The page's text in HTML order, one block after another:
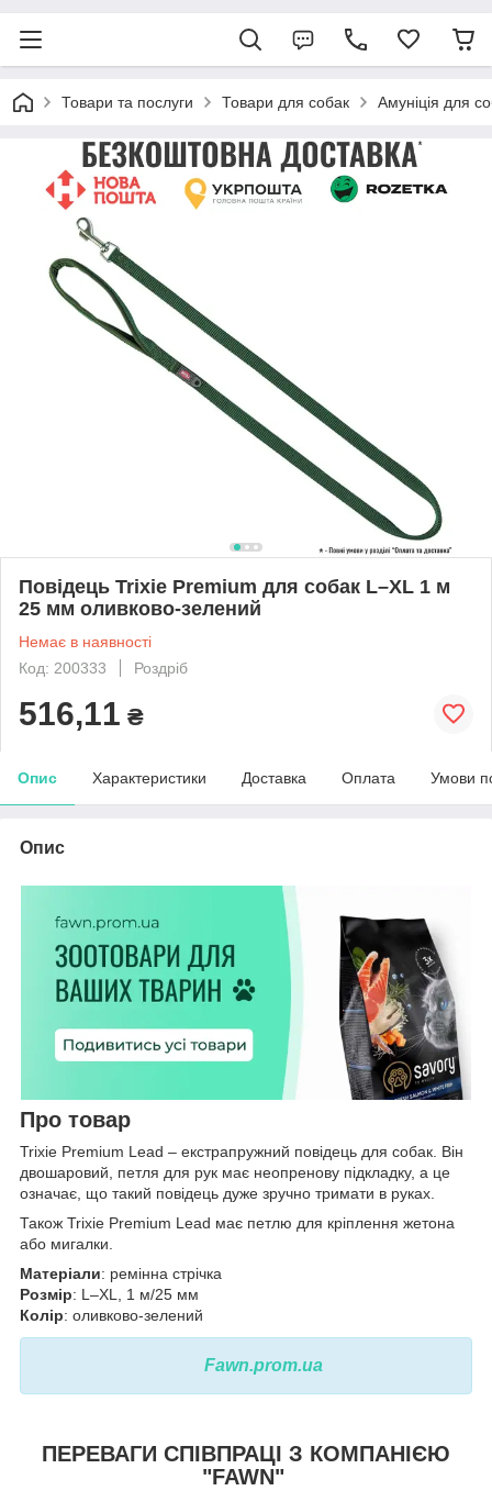
Товари та послуги Товари для собак Амуніція для
Повідець Trixie Premium для собак L–XL 1 м
25 мм оливково-зелений
Немає в наявності
Код: 200333
Роздріб
516,11 ₴
Опис Характеристики Доставка Оплата Умови
Опис
Про товар
Trixie Premium Lead – екстрапружний повідець для собак. Він
двошаровий, петля для рук має неопренову підкладку, а це
означає, що такий повідець дуже зручно тримати в руках.
Також Trixie Premium Lead має петлю для кріплення жетона
або мигалки.
Матеріали: ремінна стрічка
Розмір: L–XL, 1 м/25 мм
Колір: оливково-зелений
Fawn.prom.ua
ПЕРЕВАГИ СПІВПРАЦІ З КОМПАНІЄЮ
"FAWN"